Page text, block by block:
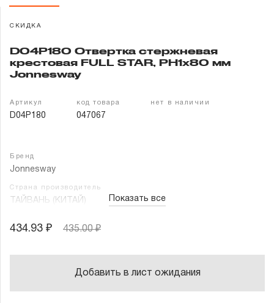
Контакты
СКИДКА
D04P180 Отвертка стержневая
крестовая FULL STAR, PH1х80 мм
Jonnesway
Артикул
D04P180
код товара
047067
нет в наличии
Бренд
Jonnesway
Страна производитель
ТАЙВАНЬ (КИТАЙ) Показать все
434.93 ₽ 435.00 ₽
Добавить в лист ожидания